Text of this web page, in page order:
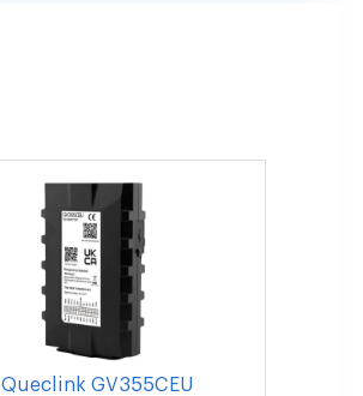
Queclink GV355CEU